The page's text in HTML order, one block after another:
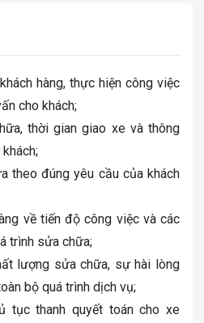
hàng, thực hiện công việc
cho khách;
thời gian giao xe và thông
theo đúng yêu cầu của khách
về tiến độcông việc và các
trình sửa chữa;
lượng sửa chữa, sự hài lòng
bộ quá trình dịch vụ;
tục thanh quyết toán cho xe